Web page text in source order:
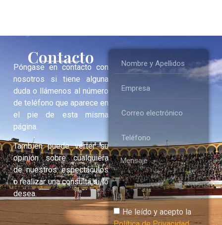
Contacto
Póngase en contacto con
nosotros si tiene alguna
duda o llámenos al número
de teléfono que aparece en
el pie de esta misma
página.
También puede verter su
opinión sobre cualquiera
de nuestros espectáculos
o realizar una consulta si lo
desea.
He leído y acepto la